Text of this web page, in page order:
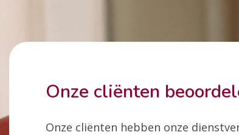
Onze cliënten
Onze cliënten hebben onze